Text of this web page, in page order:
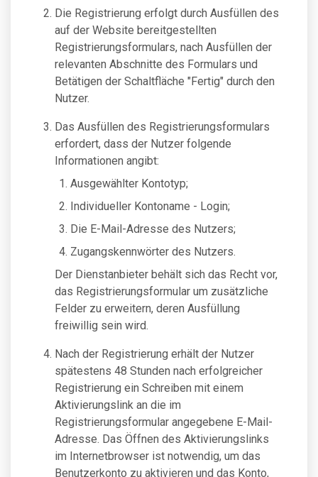
Die Registrierung erfolgt durch Ausfüllen des
auf der Website bereitgestellten
Registrierungsformulars, nach Ausfüllen der
relevanten Abschnitte des Formulars und
Betätigen der Schaltfläche "Fertig" durch den
Nutzer.
Das Ausfüllen des Registrierungsformulars
erfordert, dass der Nutzer folgende
Informationen angibt:
Ausgewählter Kontotyp;
Individueller Kontoname - Login;
Die E-Mail-Adresse des Nutzers;
Zugangskennwörter des Nutzers.
Der Dienstanbieter behält sich das Recht vor,
das Registrierungsformular um zusätzliche
Felder zu erweitern, deren Ausfüllung
freiwillig sein wird.
Nach der Registrierung erhält der Nutzer
spätestens 48 Stunden nach erfolgreicher
Registrierung ein Schreiben mit einem
Aktivierungslink an die im
Registrierungsformular angegebene E-Mail-
Adresse. Das Öffnen des Aktivierungslinks
im Internetbrowser ist notwendig, um das
Benutzerkonto zu aktivieren und das Konto,